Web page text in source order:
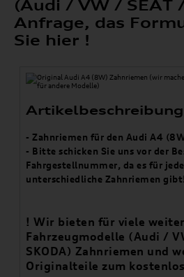
(Audi / VW / SEAT
Anfrage, das
Sie hier !
Artikelbeschreibung
- Zahnriemen für den Audi A4
- Bitte schicken Sie uns vor der
Fahrgestellnummer, da es für
unterschiedliche Zahnriemen gibt!
! Wir bieten für viele
Fahrzeugmodelle (Audi /
SKODA) Zahnriemen und
Originalteile zum